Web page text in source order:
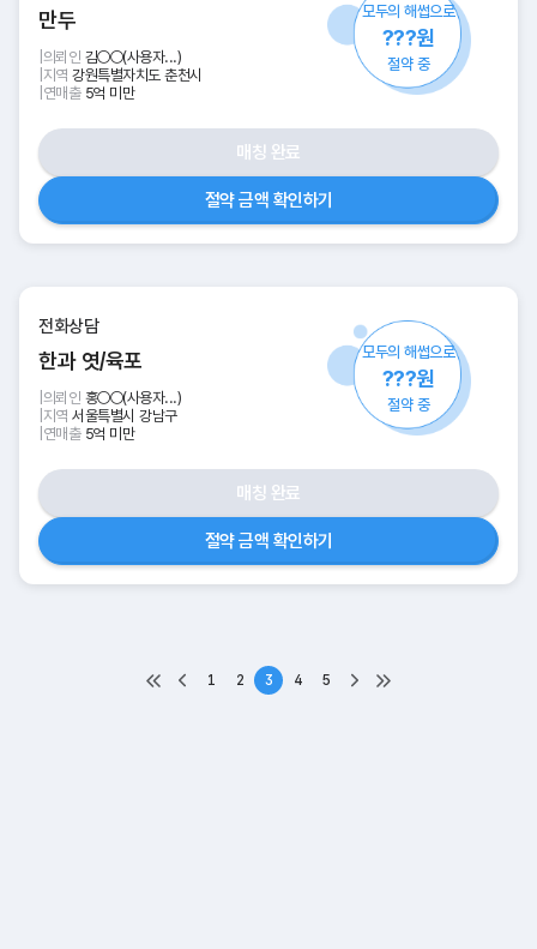
만두
의뢰인 김○○(사용자...)
지역 강원특별자치도 춘천시
연매출 5억 미만
모두의 해썹으로
???원
절약 중
매칭 완료
절약 금액 확인하기
전화상담
한과 엿/육포
의뢰인 홍○○(사용자...)
지역 서울특별시 강남구
연매출 5억 미만
모두의 해썹으로
???원
절약 중
매칭 완료
절약 금액 확인하기
1 2 3 4 5